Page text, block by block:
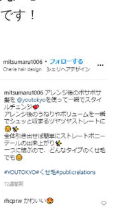
す！